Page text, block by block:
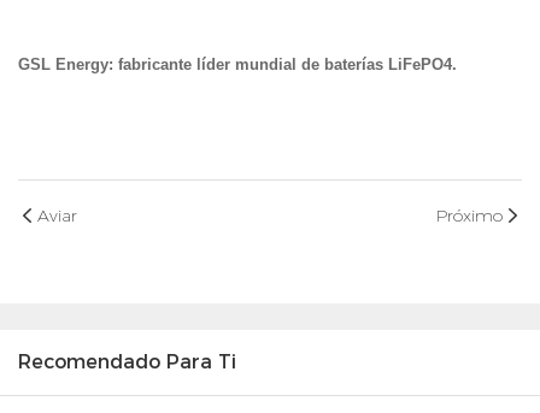
GSL Energy: fabricante líder mundial de baterías LiFePO4.
Aviar Próximo
Recomendado Para Ti